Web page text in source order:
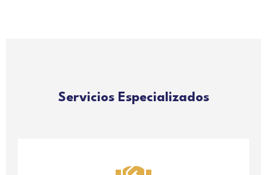
Servicios Especializados